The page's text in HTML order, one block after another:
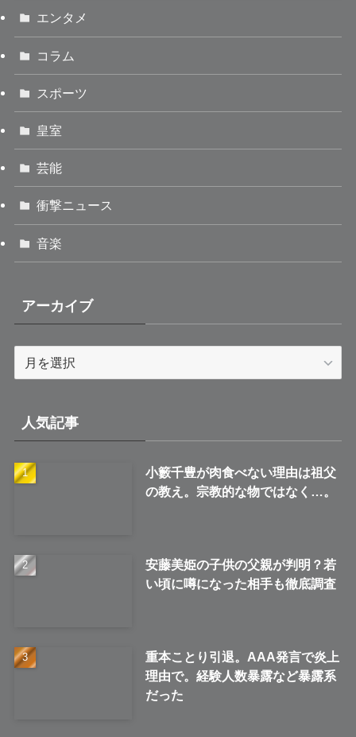
エンタメ
コラム
スポーツ
皇室
芸能
衝撃ニュース
音楽
アーカイブ
ブ
人気記事
小籔千豊が肉食べない理由は祖父
の教え。宗教的な物ではなく…。
安藤美姫の子供の父親が判明？若
い頃に噂になった相手も徹底調査
重本ことり引退。AAA発言で炎上
理由で。経験人数暴露など暴露系
だった